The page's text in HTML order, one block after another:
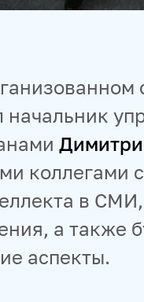
коллегами
в
а также
аспекты.